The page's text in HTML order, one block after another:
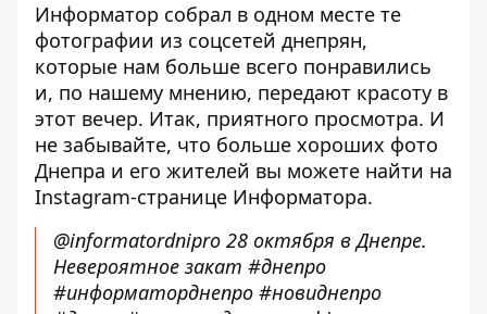
Информатор собрал в одном месте те
фотографии из соцсетей днепрян,
которые нам больше всего понравились
и, по нашему мнению, передают красоту в
этот вечер. Итак, приятного просмотра. И
не забывайте, что больше хороших фото
Днепра и его жителей вы можете найти на
Instagram-странице Информатора.
@informatordnipro 28 октября в Днепре.
Невероятное закат #днепро
#информаторднепро #новиднепро